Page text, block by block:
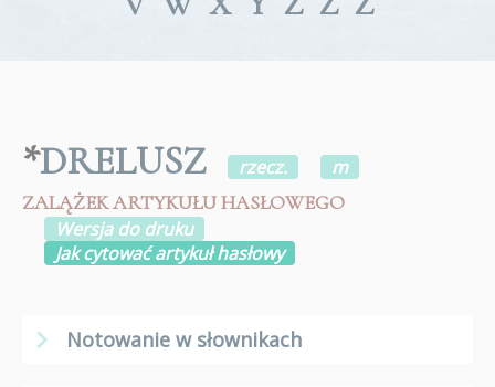
*DRELUSZ rzecz.
m
ZALĄŻEK ARTYKUŁU HASŁOWEGO
Wersja do druku
Jak cytować artykuł hasłowy
Notowanie w słownikach